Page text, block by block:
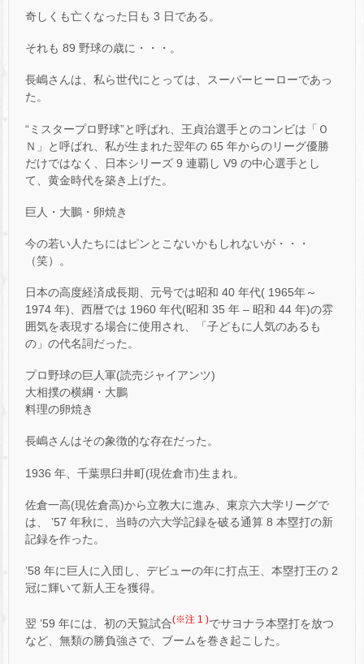
奇しくも亡くなった日も 3 日である。
それも 89 野球の歳に・・・。
長嶋さんは、私ら世代にとっては、スーパーヒーローであっ
た。
“ミスタープロ野球”と呼ばれ、王貞治選手とのコンビは「Ｏ
Ｎ」と呼ばれ、私が生まれた翌年の 65 年からのリーグ優勝
だけではなく、日本シリーズ 9 連覇し V9 の中心選手とし
て、黄金時代を築き上げた。
巨人・大鵬・卵焼き
今の若い人たちにはピンとこないかもしれないが・・・
（笑）。
日本の高度経済成長期、元号では昭和 40 年代( 1965年～
1974 年)、西暦では 1960 年代(昭和 35 年 – 昭和 44 年)の雰
囲気を表現する場合に使用され、「子どもに人気のあるも
の」の代名詞だった。
プロ野球の巨人軍(読売ジャイアンツ)
大相撲の横綱・大鵬
料理の卵焼き
長嶋さんはその象徴的な存在だった。
1936 年、千葉県臼井町(現佐倉市)生まれ。
佐倉一高(現佐倉高)から立教大に進み、東京六大学リーグで
は、 ’57 年秋に、当時の六大学記録を破る通算 8 本塁打の新
記録を作った。
’58 年に巨人に入団し、デビューの年に打点王、本塁打王の 2
冠に輝いて新人王を獲得。
翌 ’59 年には、初の天覧試合(※注 1 )でサヨナラ本塁打を放つ
など、無類の勝負強さで、ブームを巻き起こした。